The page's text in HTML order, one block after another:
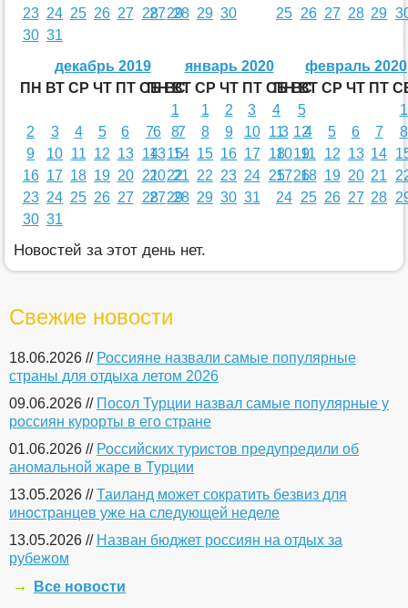
23 24 25 26 27 28
29
30 31
27 28 29 30
25 26 27 28 29
декабрь 2019
ПН ВТ СР ЧТ ПТ СБ ВС
1
2
3 4 5 6 7
8
9
10 11 12 13 14
15
16 17 18 19 20 21
22
23 24 25 26 27 28
29
30 31
январь 2020
ПН ВТ СР ЧТ ПТ СБ ВС
1
2 3 4
5
6
7 8 9 10 11
12
13 14 15 16 17 18
19
20 21 22 23 24 25
26
27 28 29 30 31
февраль 2020
ПН ВТ СР ЧТ ПТ
1
3
4 5 6 7
8
10 11 12 13 14
17 18 19 20 21
24 25 26 27 28
Новостей за этот день нет.
Свежие новости
18.06.2026 // Россияне назвали самые популярные
страны для отдыха летом 2026
09.06.2026 // Посол Турции назвал самые популярные у
россиян курорты в его стране
01.06.2026 // Российских туристов предупредили об
аномальной жаре в Турции
13.05.2026 //Таиланд может сократить безвиз для
иностранцев уже на следующей неделе
13.05.2026 // Назван бюджет россиян на отдых за
рубежом
Все новости